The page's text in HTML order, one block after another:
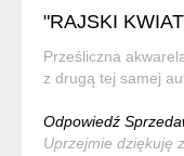
"RAJSKI
Prześliczna
z drugą tej samej
Odpowiedź
Uprzejmie dziękuję